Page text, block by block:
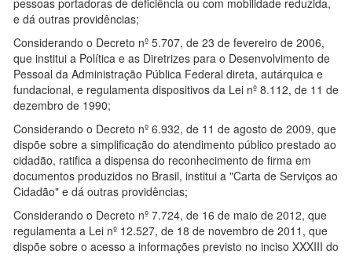
pessoas portadoras de deficiência ou com mobilidade reduzida,
e dá outras providências;
Considerando o Decreto nº 5.707, de 23 de fevereiro de 2006,
que institui a Política e as Diretrizes para o Desenvolvimento de
Pessoal da Administração Pública Federal direta, autárquica e
fundacional, e regulamenta dispositivos da Lei nº 8.112, de 11 de
dezembro de 1990;
Considerando o Decreto nº 6.932, de 11 de agosto de 2009, que
dispõe sobre a simplificação do atendimento público prestado ao
cidadão, ratifica a dispensa do reconhecimento de firma em
documentos produzidos no Brasil, institui a "Carta de Serviços ao
Cidadão" e dá outras providências;
Considerando o Decreto nº 7.724, de 16 de maio de 2012, que
regulamenta a Lei nº 12.527, de 18 de novembro de 2011, que
dispõe sobre o acesso a informações previsto no inciso XXXIII do